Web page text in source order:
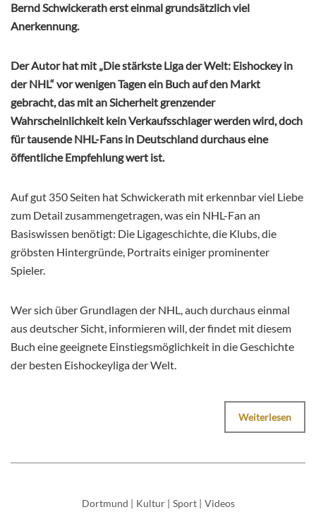
Bernd Schwickerath erst einmal grundsätzlich viel
Anerkennung.
Der Autor hat mit „Die stärkste Liga der Welt: Eishockey in
der NHL“ vor wenigen Tagen ein Buch auf den Markt
gebracht, das mit an Sicherheit grenzender
Wahrscheinlichkeit kein Verkaufsschlager werden wird, doch
für tausende NHL-Fans in Deutschland durchaus eine
öffentliche Empfehlung wert ist.
Auf gut 350 Seiten hat Schwickerath mit erkennbar viel Liebe
zum Detail zusammengetragen, was ein NHL-Fan an
Basiswissen benötigt: Die Ligageschichte, die Klubs, die
gröbsten Hintergründe, Portraits einiger prominenter
Spieler.
Wer sich über Grundlagen der NHL, auch durchaus einmal
aus deutscher Sicht, informieren will, der findet mit diesem
Buch eine geeignete Einstiegsmöglichkeit in die Geschichte
der besten Eishockeyliga der Welt.
Weiterlesen
Dortmund | Kultur | Sport | Videos